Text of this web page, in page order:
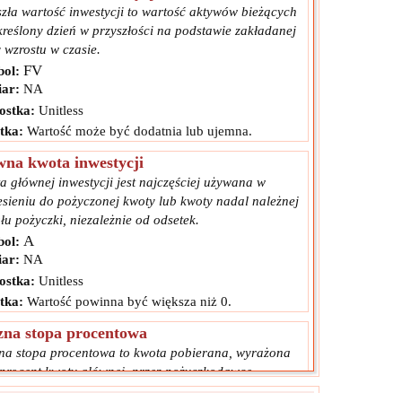
wartość inwestycji to wartość aktywów bieżących
dzień w przyszłości na podstawie zakładanej
wzrostu w czasie.
FV
NA
Unitless
Wartość może być dodatnia lub ujemna.
kwota inwestycji
głównej inwestycji jest najczęściej używana w
do pożyczonej kwoty lub kwoty nadal należnej
pożyczki, niezależnie od odsetek.
A
NA
Unitless
Wartość powinna być większa niż 0.
stopa procentowa
stopa procentowa to kwota pobierana, wyrażona
kwoty głównej, przez pożyczkodawcę